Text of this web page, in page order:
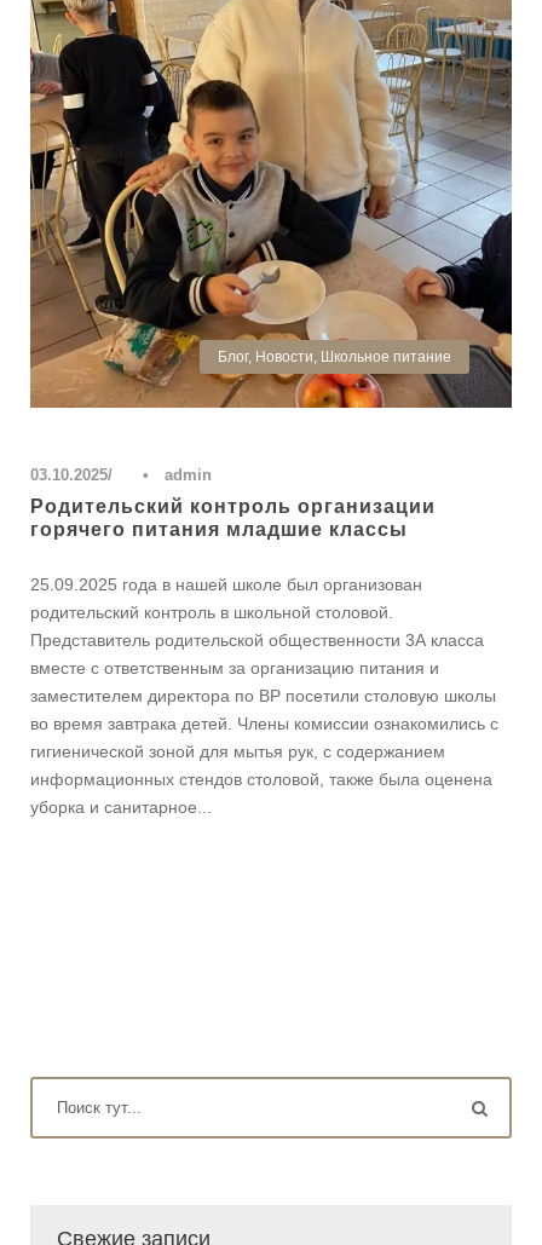
Блог, Новости, Школьное питание
03.10.2025 • admin
Родительский контроль организации
горячего питания младшие классы
25.09.2025 года в нашей школе был организован
родительский контроль в школьной столовой.
Представитель родительской общественности 3А класса
вместе с ответственным за организацию питания и
заместителем директора по ВР посетили столовую школы
во время завтрака детей. Члены комиссии ознакомились с
гигиенической зоной для мытья рук, с содержанием
информационных стендов столовой, также была оценена
уборка и санитарное...
Свежие записи